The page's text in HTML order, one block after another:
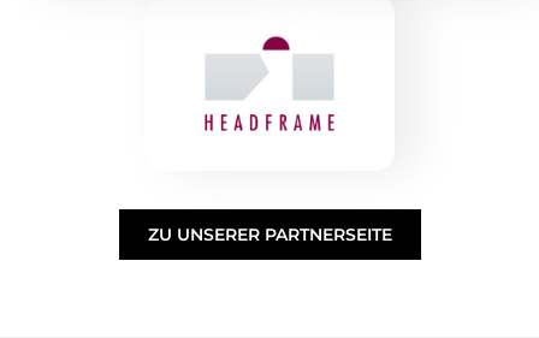
ZU UNSERER PARTNERSEITE